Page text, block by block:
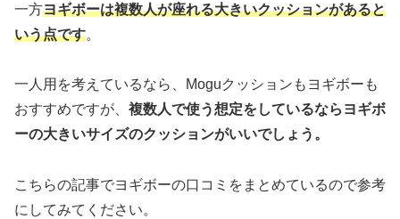
一方ヨギボーは複数人が座れる大きいクッションがあると
いう点です。
一人用を考えているなら、Moguクッションもヨギボーも
おすすめですが、 複数人で使う想定をしているならヨギボ
ーの大きいサイズのクッションがいいでしょう。
こちらの記事でヨギボーの口コミをまとめているので参考
にしてみてください。